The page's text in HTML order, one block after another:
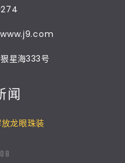
星海333号
闻
龙眼珠装